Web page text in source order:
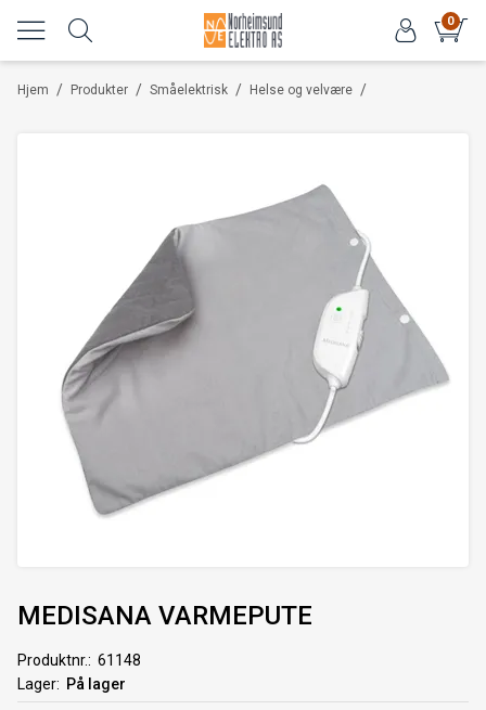
0
/
Hjem /
Produkter /
Småelektrisk /
Helse og velvære
MEDISANA VARMEPUTE
Produktnr.
61148
Lager
På lager